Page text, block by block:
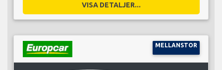
VISA DETALJER...
MELLANSTOR